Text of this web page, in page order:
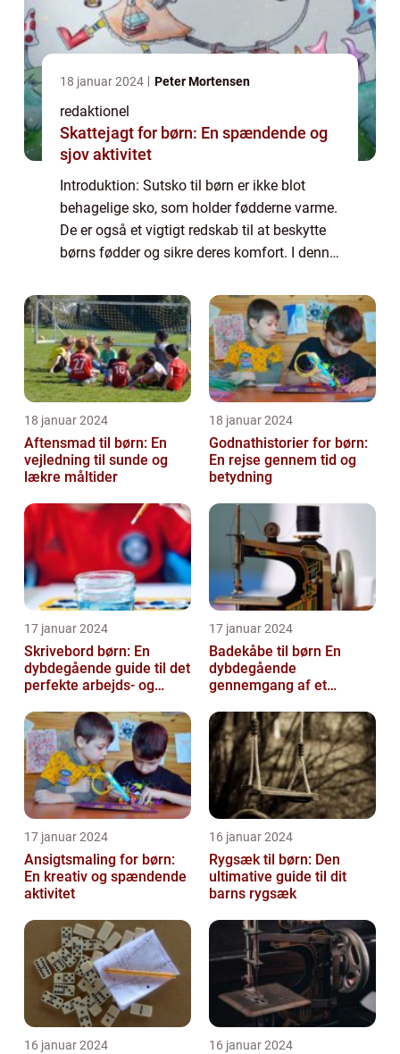
18 januar 2024 Peter Mortensen
redaktionel
Skattejagt for børn: En spændende og
sjov aktivitet
Introduktion: Sutsko til børn er ikke blot
behagelige sko, som holder fødderne varme.
De er også et vigtigt redskab til at beskytte
børns fødder og sikre deres komfort. I denne
børn og forklare, hvad der...
18 januar 2024
Aftensmad til børn: En
vejledning til sunde og
lækre måltider
18 januar 2024
Godnathistorier for børn:
En rejse gennem tid og
betydning
17 januar 2024
Skrivebord børn: En
dybdegående guide til det
perfekte arbejds- og
17 januar 2024
Badekåbe til børn En
dybdegående
gennemgang af et
børnetøj
17 januar 2024
Ansigtsmaling for børn:
En kreativ og spændende
aktivitet
16 januar 2024
Rygsæk til børn: Den
ultimative guide til dit
barns rygsæk
16 januar 2024 16 januar 2024